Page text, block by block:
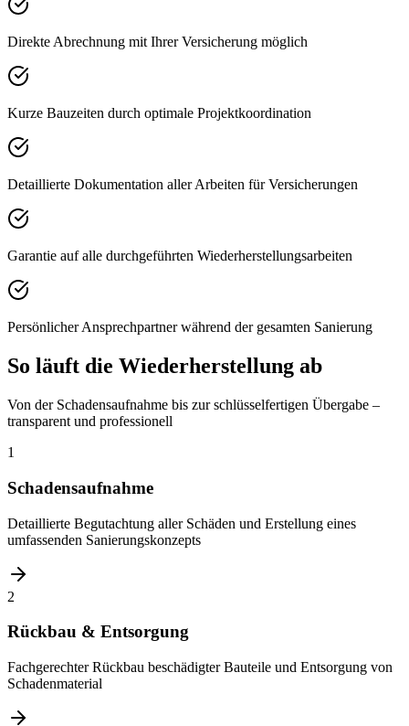
Direkte Abrechnung mit Ihrer Versicherung möglich
Kurze Bauzeiten durch optimale Projektkoordination
Detaillierte Dokumentation aller Arbeiten für Versicherungen
Garantie auf alle durchgeführten Wiederherstellungsarbeiten
Persönlicher Ansprechpartner während der gesamten Sanierung
So läuft die Wiederherstellung ab
Von der Schadensaufnahme bis zur schlüsselfertigen Übergabe –
transparent und professionell
1
Schadensaufnahme
Detaillierte Begutachtung aller Schäden und Erstellung eines
umfassenden Sanierungskonzepts
2
Rückbau & Entsorgung
Fachgerechter Rückbau beschädigter Bauteile und Entsorgung von
Schadenmaterial